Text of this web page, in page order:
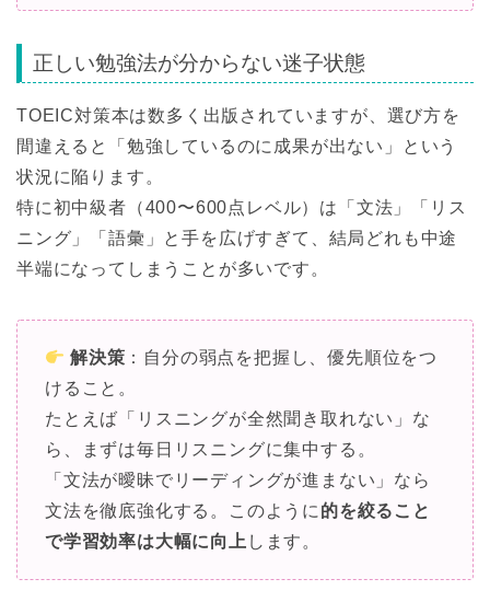
正しい勉強法が分からない迷子状態
TOEIC対策本は数多く出版されていますが、選び方を
間違えると「勉強しているのに成果が出ない」という
状況に陥ります。
特に初中級者（400〜600点レベル）は「文法」「リス
ニング」「語彙」と手を広げすぎて、結局どれも中途
半端になってしまうことが多いです。
解決策 ：自分の弱点を把握し、優先順位をつ
けること。
たとえば「リスニングが全然聞き取れない」な
ら、まずは毎日リスニングに集中する。
「文法が曖昧でリーディングが進まない」なら
文法を徹底強化する。このように 的を絞ること
で学習効率は大幅に向上 します。